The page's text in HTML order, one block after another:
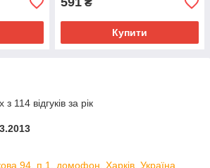
₴
Купити
114 відгуків за рік
94, п.1, домофон, Харків, Україна